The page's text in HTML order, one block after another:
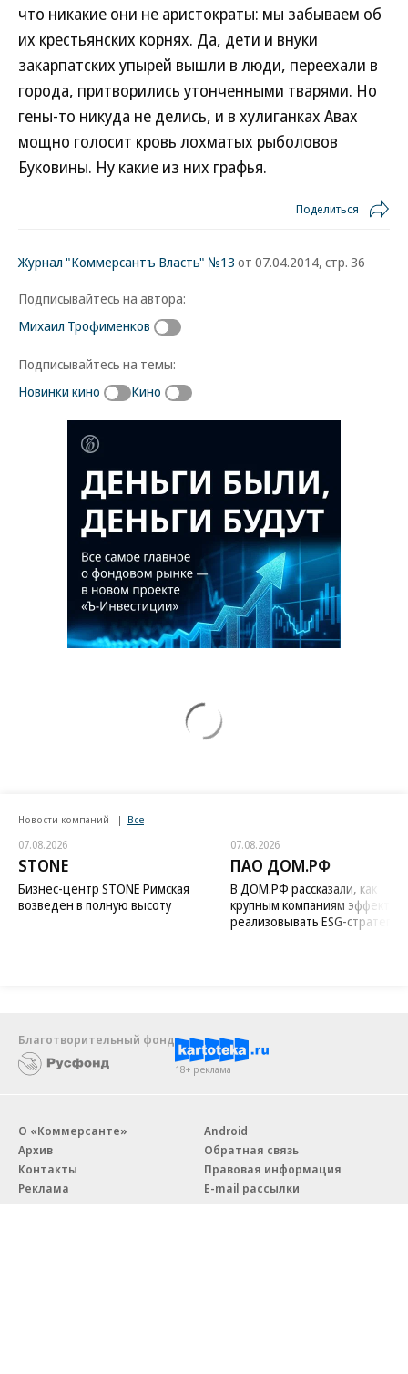
что никакие они не аристократы: мы забываем об
их крестьянских корнях. Да, дети и внуки
закарпатских упырей вышли в люди, переехали в
города, притворились утонченными тварями. Но
гены-то никуда не делись, и в хулиганках Авах
мощно голосит кровь лохматых рыболовов
Буковины. Ну какие из них графья.
Поделиться
Журнал "Коммерсантъ Власть" №13 от 07.04.2014, стр. 36
Подписывайтесь на автора:
Михаил Трофименков
Подписывайтесь на темы:
Новинки кино
Кино
Новости компаний Все
07.08.2026
STONE
Бизнес-центр STONE Римская
возведен в полную высоту
07.08.2026
ПАО ДОМ.РФ
В ДОМ.РФ рассказали, как
крупным компаниям
реализовывать ESG-стратегию
Благотворительный фонд
18+ реклама
О «Коммерсанте»
Архив
Контакты
Реклама
Вакансии
Android
Обратная связь
Правовая информация
E-mail рассылки